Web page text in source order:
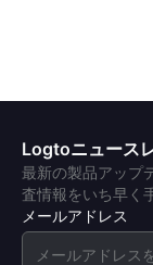
Logtoニュース
最新の製品アップ
査情報をいち早く
メールアドレス